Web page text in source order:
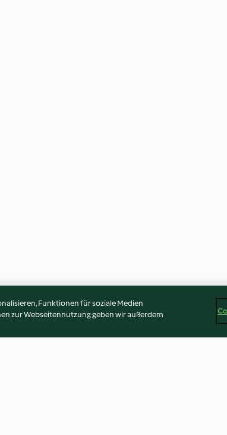
Funktionen für soziale Medien
zur Webseitennutzung geben wir außerdem